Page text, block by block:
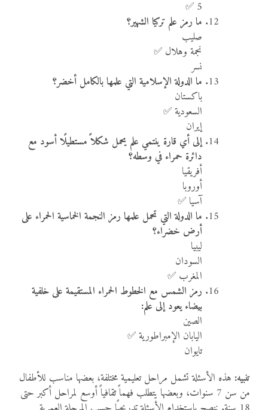
5 ✅
ما رمز علم تركيا الشهير؟
صليب
نجمة وهلال ✅
نسر
ما الدولة الإسلامية التي علمها بالكامل أخضر؟
باكستان
السعودية ✅
إيران
إلى أي قارة ينتمي علم يحمل شكلاً مستطيلًا أسود مع
دائرة حمراء في وسطه؟
أفريقيا
أوروبا
آسيا ✅
ما الدولة التي تحمل علمها رمز النجمة الخماسية الحمراء على
أرض خضراء؟
ليبيا
السودان
المغرب ✅
رمز الشمس مع الخطوط الحمراء المستقيمة على خلفية
بيضاء يعود إلى علم:
الصين
اليابان الإمبراطورية ✅
تايوان
تنبيه: هذه الأسئلة تشمل مراحل تعليمية مختلفة، بعضها مناسب للأطفال
من سن 7 سنوات، وبعضها يتطلب فهماً ثقافياً أوسع لمراحل أكبر حتى